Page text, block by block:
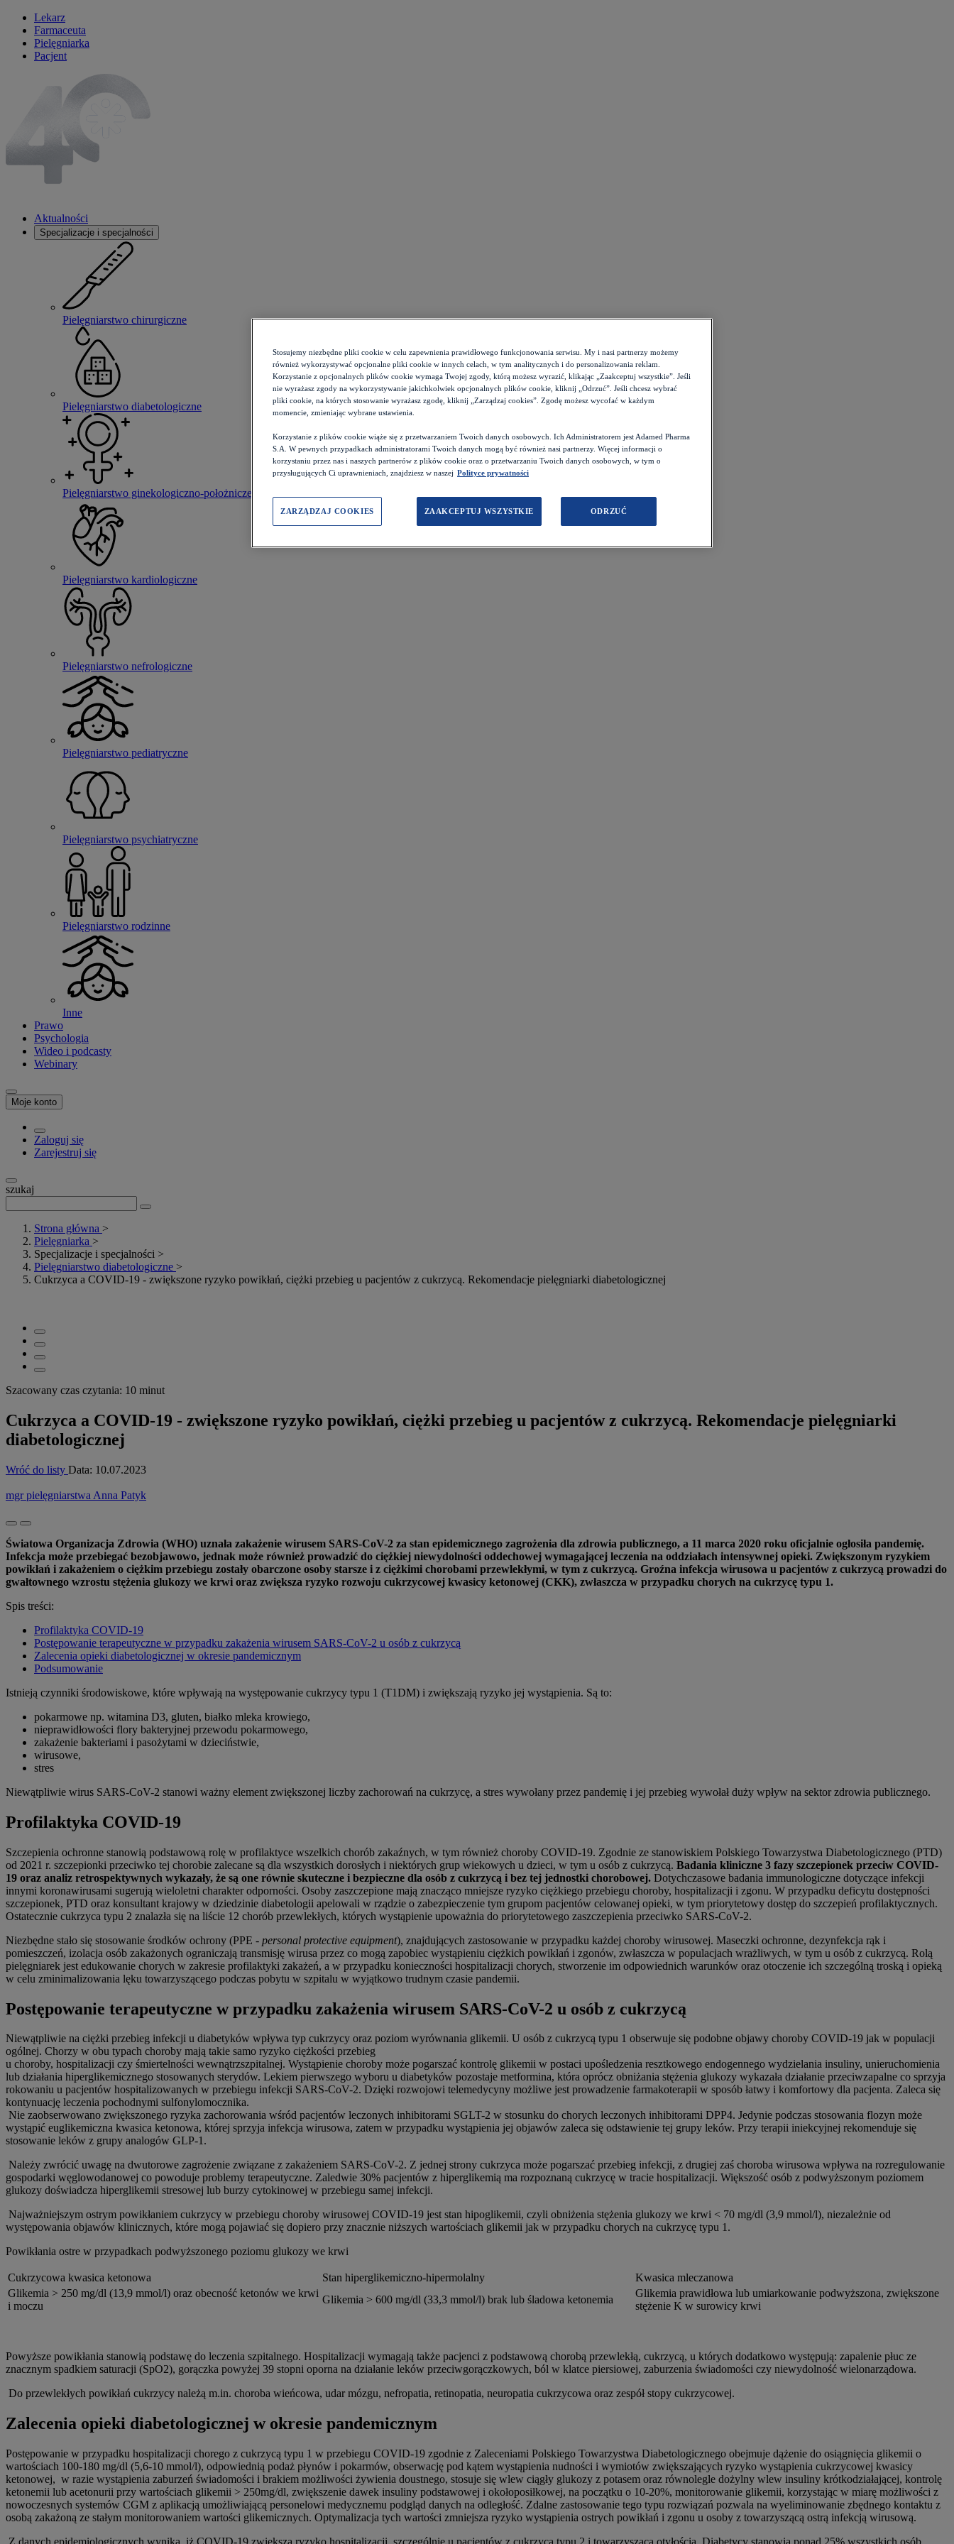
Lekarz
Farmaceuta
Pielęgniarka
Pacjent
Aktualności
Specjalizacje i specjalności
Pielęgniarstwo chirurgiczne
Pielęgniarstwo diabetologiczne
Pielęgniarstwo ginekologiczno-położnicze
Pielęgniarstwo kardiologiczne
Pielęgniarstwo nefrologiczne
Pielęgniarstwo pediatryczne
Pielęgniarstwo psychiatryczne
Pielęgniarstwo rodzinne
Inne
Prawo
Psychologia
Wideo i podcasty
Webinary
Moje konto
Zaloguj się
Zarejestruj się
szukaj
Strona główna >
Pielęgniarka >
Specjalizacje i specjalności >
Pielęgniarstwo diabetologiczne >
Cukrzyca a COVID-19 - zwiększone ryzyko powikłań, ciężki przebieg u pacjentów z cukrzycą. Rekomendacje pielęgniarki diabetologicznej
Szacowany czas czytania: 10 minut
Cukrzyca a COVID-19 - zwiększone ryzyko powikłań, ciężki przebieg u pacjentów z cukrzycą. Rekomendacje pielęgniarki
diabetologicznej
Wróć do listy Data: 10.07.2023
mgr pielęgniarstwa Anna Patyk
Światowa Organizacja Zdrowia (WHO) uznała zakażenie wirusem SARS-CoV-2 za stan epidemicznego zagrożenia dla zdrowia publicznego, a 11 marca 2020 roku oficjalnie ogłosiła pandemię.
Infekcja może przebiegać bezobjawowo, jednak może również prowadzić do ciężkiej niewydolności oddechowej wymagającej leczenia na oddziałach intensywnej opieki. Zwiększonym ryzykiem
powikłań i zakażeniem o ciężkim przebiegu zostały obarczone osoby starsze i z ciężkimi chorobami przewlekłymi, w tym z cukrzycą. Groźna infekcja wirusowa u pacjentów z cukrzycą prowadzi do
gwałtownego wzrostu stężenia glukozy we krwi oraz zwiększa ryzyko rozwoju cukrzycowej kwasicy ketonowej (CKK), zwłaszcza w przypadku chorych na cukrzycę typu 1.
Spis treści:
Profilaktyka COVID-19
Postępowanie terapeutyczne w przypadku zakażenia wirusem SARS-CoV-2 u osób z cukrzycą
Zalecenia opieki diabetologicznej w okresie pandemicznym
Podsumowanie
Istnieją czynniki środowiskowe, które wpływają na występowanie cukrzycy typu 1 (T1DM) i zwiększają ryzyko jej wystąpienia. Są to:
pokarmowe np. witamina D3, gluten, białko mleka krowiego,
nieprawidłowości flory bakteryjnej przewodu pokarmowego,
zakażenie bakteriami i pasożytami w dzieciństwie,
wirusowe,
stres
Niewątpliwie wirus SARS-CoV-2 stanowi ważny element zwiększonej liczby zachorowań na cukrzycę, a stres wywołany przez pandemię i jej przebieg wywołał duży wpływ na sektor zdrowia publicznego.
Profilaktyka COVID-19
Szczepienia ochronne stanowią podstawową rolę w profilaktyce wszelkich chorób zakaźnych, w tym również choroby COVID-19. Zgodnie ze stanowiskiem Polskiego Towarzystwa Diabetologicznego (PTD)
od 2021 r. szczepionki przeciwko tej chorobie zalecane są dla wszystkich dorosłych i niektórych grup wiekowych u dzieci, w tym u osób z cukrzycą. Badania kliniczne 3 fazy szczepionek przeciw COVID-
19 oraz analiz retrospektywnych wykazały, że są one równie skuteczne i bezpieczne dla osób z cukrzycą i bez tej jednostki chorobowej. Dotychczasowe badania immunologiczne dotyczące infekcji
innymi koronawirusami sugerują wieloletni charakter odporności. Osoby zaszczepione mają znacząco mniejsze ryzyko ciężkiego przebiegu choroby, hospitalizacji i zgonu. W przypadku deficytu dostępności
szczepionek, PTD oraz konsultant krajowy w dziedzinie diabetologii apelowali w rządzie o zabezpieczenie tym grupom pacjentów celowanej opieki, w tym priorytetowy dostęp do szczepień profilaktycznych.
Ostatecznie cukrzyca typu 2 znalazła się na liście 12 chorób przewlekłych, których wystąpienie upoważnia do priorytetowego zaszczepienia przeciwko SARS-CoV-2.
Niezbędne stało się stosowanie środków ochrony (PPE - personal protective equipment), znajdujących zastosowanie w przypadku każdej choroby wirusowej. Maseczki ochronne, dezynfekcja rąk i
pomieszczeń, izolacja osób zakażonych ograniczają transmisję wirusa przez co mogą zapobiec wystąpieniu ciężkich powikłań i zgonów, zwłaszcza w populacjach wrażliwych, w tym u osób z cukrzycą. Rolą
pielęgniarek jest edukowanie chorych w zakresie profilaktyki zakażeń, a w przypadku konieczności hospitalizacji chorych, stworzenie im odpowiednich warunków oraz otoczenie ich szczególną troską i opieką
w celu zminimalizowania lęku towarzyszącego podczas pobytu w szpitalu w wyjątkowo trudnym czasie pandemii.
Postępowanie terapeutyczne w przypadku zakażenia wirusem SARS-CoV-2 u osób z cukrzycą
Niewątpliwie na ciężki przebieg infekcji u diabetyków wpływa typ cukrzycy oraz poziom wyrównania glikemii. U osób z cukrzycą typu 1 obserwuje się podobne objawy choroby COVID-19 jak w populacji
ogólnej. Chorzy w obu typach choroby mają takie samo ryzyko ciężkości przebieg
u choroby, hospitalizacji czy śmiertelności wewnątrzszpitalnej. Wystąpienie choroby może pogarszać kontrolę glikemii w postaci upośledzenia resztkowego endogennego wydzielania insuliny, unieruchomienia
lub działania hiperglikemicznego stosowanych sterydów. Lekiem pierwszego wyboru u diabetyków pozostaje metformina, która oprócz obniżania stężenia glukozy wykazała działanie przeciwzapalne co sprzyja
rokowaniu u pacjentów hospitalizowanych w przebiegu infekcji SARS-CoV-2. Dzięki rozwojowi telemedycyny możliwe jest prowadzenie farmakoterapii w sposób łatwy i komfortowy dla pacjenta. Zaleca się
kontynuację leczenia pochodnymi sulfonylomocznika.
Nie zaobserwowano zwiększonego ryzyka zachorowania wśród pacjentów leczonych inhibitorami SGLT-2 w stosunku do chorych leczonych inhibitorami DPP4. Jedynie podczas stosowania flozyn może
wystąpić euglikemiczna kwasica ketonowa, której sprzyja infekcja wirusowa, zatem w przypadku wystąpienia jej objawów zaleca się odstawienie tej grupy leków. Przy terapii iniekcyjnej rekomenduje się
stosowanie leków z grupy analogów GLP-1.
Należy zwrócić uwagę na dwutorowe zagrożenie związane z zakażeniem SARS-CoV-2. Z jednej strony cukrzyca może pogarszać przebieg infekcji, z drugiej zaś choroba wirusowa wpływa na rozregulowanie
gospodarki węglowodanowej co powoduje problemy terapeutyczne. Zaledwie 30% pacjentów z hiperglikemią ma rozpoznaną cukrzycę w tracie hospitalizacji. Większość osób z podwyższonym poziomem
glukozy doświadcza hiperglikemii stresowej lub burzy cytokinowej w przebiegu samej infekcji.
Najważniejszym ostrym powikłaniem cukrzycy w przebiegu choroby wirusowej COVID-19 jest stan hipoglikemii, czyli obniżenia stężenia glukozy we krwi < 70 mg/dl (3,9 mmol/l), niezależnie od
występowania objawów klinicznych, które mogą pojawiać się dopiero przy znacznie niższych wartościach glikemii jak w przypadku chorych na cukrzycę typu 1.
Powikłania ostre w przypadkach podwyższonego poziomu glukozy we krwi
Cukrzycowa kwasica ketonowa Stan hiperglikemiczno-hipermolalny
Kwasica mleczanowa
Glikemia > 250 mg/dl (13,9 mmol/l) oraz obecność ketonów we krwi
i moczu
Glikemia > 600 mg/dl (33,3 mmol/l) brak lub śladowa ketonemia
Glikemia prawidłowa lub umiarkowanie podwyższona, zwiększone
stężenie K w surowicy krwi
Powyższe powikłania stanowią podstawę do leczenia szpitalnego. Hospitalizacji wymagają także pacjenci z podstawową chorobą przewlekłą, cukrzycą, u których dodatkowo występują: zapalenie płuc ze
znacznym spadkiem saturacji (SpO2), gorączka powyżej 39 stopni oporna na działanie leków przeciwgorączkowych, ból w klatce piersiowej, zaburzenia świadomości czy niewydolność wielonarządowa.
Do przewlekłych powikłań cukrzycy należą m.in. choroba wieńcowa, udar mózgu, nefropatia, retinopatia, neuropatia cukrzycowa oraz zespół stopy cukrzycowej.
Zalecenia opieki diabetologicznej w okresie pandemicznym
Postępowanie w przypadku hospitalizacji chorego z cukrzycą typu 1 w przebiegu COVID-19 zgodnie z Zaleceniami Polskiego Towarzystwa Diabetologicznego obejmuje dążenie do osiągnięcia glikemii o
wartościach 100-180 mg/dl (5,6-10 mmol/l), odpowiednią podaż płynów i pokarmów, obserwację pod kątem wystąpienia nudności i wymiotów zwiększających ryzyko wystąpienia cukrzycowej kwasicy
ketonowej, w razie wystąpienia zaburzeń świadomości i brakiem możliwości żywienia doustnego, stosuje się wlew ciągły glukozy z potasem oraz równolegle dożylny wlew insuliny krótkodziałającej, kontrolę
ketonemii lub acetonurii przy wartościach glikemii > 250mg/dl, zwiększenie dawek insuliny podstawowej i okołoposiłkowej, na początku o 10-20%, monitorowanie glikemii, korzystając w miarę możliwości z
nowoczesnych systemów CGM z aplikacją umożliwiającą personelowi medycznemu podgląd danych na odległość. Zdalne zastosowanie tego typu rozwiązań pozwala na wyeliminowanie zbędnego kontaktu z
osobą zakażoną ze stałym monitorowaniem wartości glikemicznych. Optymalizacja tych wartości zmniejsza ryzyko wystąpienia ostrych powikłań i zgonu u osoby z towarzyszącą ostrą infekcją wirusową.
Stosujemy niezbędne pliki cookie w celu zapewnienia prawidłowego funkcjonowania serwisu. My i nasi partnerzy możemy
również wykorzystywać opcjonalne pliki cookie w innych celach, w tym analitycznych i do personalizowania reklam.
Korzystanie z opcjonalnych plików cookie wymaga Twojej zgody, którą możesz wyrazić, klikając „Zaakceptuj wszystkie”. Jeśli
nie wyrażasz zgody na wykorzystywanie jakichkolwiek opcjonalnych plików cookie, kliknij „Odrzuć”. Jeśli chcesz wybrać
pliki cookie, na których stosowanie wyrażasz zgodę, kliknij „Zarządzaj cookies”. Zgodę możesz wycofać w każdym
momencie, zmieniając wybrane ustawienia.
Korzystanie z plików cookie wiąże się z przetwarzaniem Twoich danych osobowych. Ich Administratorem jest Adamed Pharma
S.A. W pewnych przypadkach administratorami Twoich danych mogą być również nasi partnerzy. Więcej informacji o
korzystaniu przez nas i naszych partnerów z plików cookie oraz o przetwarzaniu Twoich danych osobowych, w tym o
przysługujących Ci uprawnieniach, znajdziesz w naszej Polityce prywatności
ZAAKCEPTUJ WSZYSTKIE ODRZUĆ
ZARZĄDZAJ COOKIES